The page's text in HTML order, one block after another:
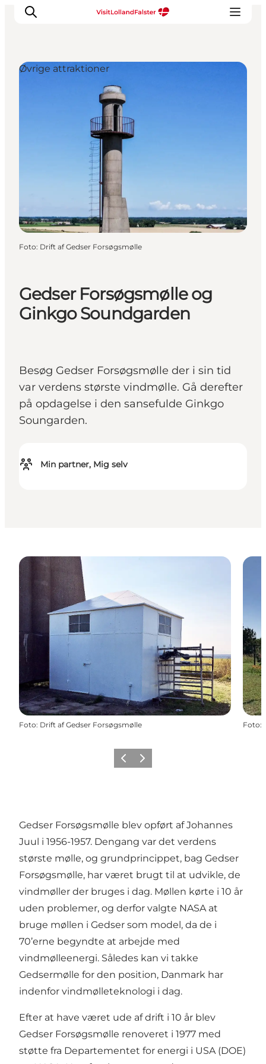
Gastronomi
Planlæg din ferie
Gedser Forsøgsmølle og
Ginkgo Soundgarden
Besøg Gedser Forsøgsmølle der i sin tid
var verdens største vindmølle. Gå derefter
på opdagelse i den sansefulde Ginkgo
Soungarden.
Min partner, Mig selv
Øvrige attraktioner
Foto: Drift af Gedser Forsøgsmølle
Foto: Drift af Gedser Forsøgsmølle Foto:
ForrigeNæste
Gedser Forsøgsmølle blev opført af Johannes
Juul i 1956-1957. Dengang var det verdens
største mølle, og grundprincippet, bag Gedser
Forsøgsmølle, har været brugt til at udvikle, de
vindmøller der bruges i dag. Møllen kørte i 10 år
uden problemer, og derfor valgte NASA at
bruge møllen i Gedser som model, da de i
70’erne begyndte at arbejde med
vindmølleenergi. Således kan vi takke
Gedsermølle for den position, Danmark har
indenfor vindmølleteknologi i dag.
Efter at have været ude af drift i 10 år blev
Gedser Forsøgsmølle renoveret i 1977 med
støtte fra Departementet for energi i USA (DOE)